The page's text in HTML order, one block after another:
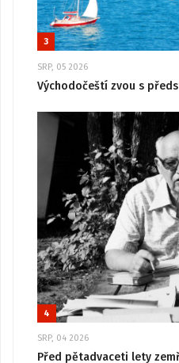
3
SRP, 05 2026
Východočeští zvou s
4
SRP, 04 2026
Před pětadvaceti lety